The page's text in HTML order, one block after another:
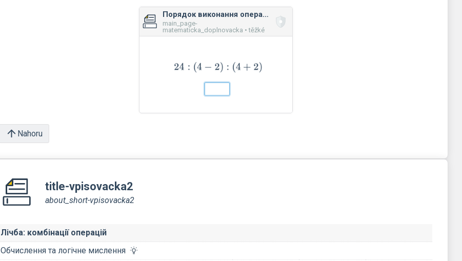
Порядок виконання операцій, дужки
main_page-
matematicka_doplnovacka • těžké
Nahoru
title-vpisovacka2
about_short-vpisovacka2
Лічба: комбінації операцій
Обчислення та логічне мислення